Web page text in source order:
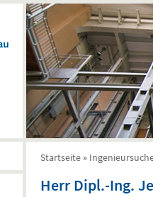
Sie sind hier
Startseite »
Herr Dipl.-Ing.